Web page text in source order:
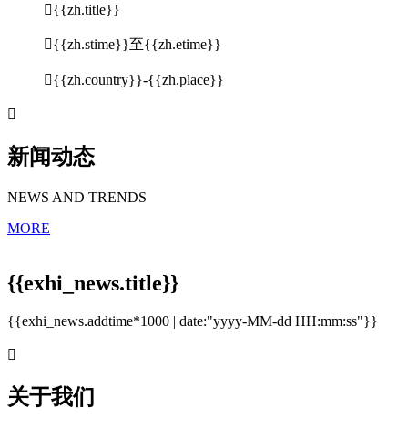
{{zh.title}}
{{zh.stime}}至{{zh.etime}}
{{zh.country}}-{{zh.place}}

新闻动态
NEWS AND TRENDS
MORE
{{exhi_news.title}}
{{exhi_news.addtime*1000 | date:"yyyy-MM-dd HH:mm:ss"}}

关于我们